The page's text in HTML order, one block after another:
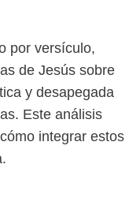
por versículo,
de Jesús sobre
y desapegada
Este análisis
integrar estos